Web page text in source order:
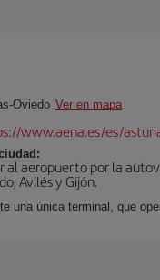
Oviedo Ver en mapa
www.aena.es/es/
al aeropuerto por la
Avilés y Gijón.
una única terminal, que